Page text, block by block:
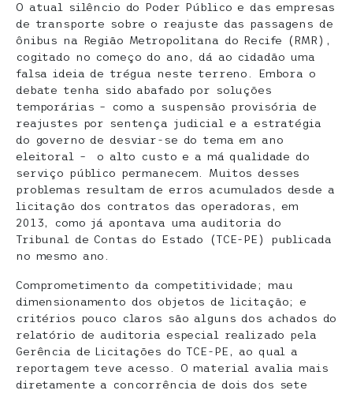
O atual silêncio do Poder Público e das empresas
de transporte sobre o reajuste das passagens de
ônibus na Região Metropolitana do Recife (RMR),
cogitado no começo do ano, dá ao cidadão uma
falsa ideia de trégua neste terreno. Embora o
debate tenha sido abafado por soluções
temporárias – como a suspensão provisória de
reajustes por sentença judicial e a estratégia
do governo de desviar-se do tema em ano
eleitoral – o alto custo e a má qualidade do
serviço público permanecem. Muitos desses
problemas resultam de erros acumulados desde a
licitação dos contratos das operadoras, em
2013, como já apontava uma auditoria do
Tribunal de Contas do Estado (TCE-PE) publicada
no mesmo ano.
Comprometimento da competitividade; mau
dimensionamento dos objetos de licitação; e
critérios pouco claros são alguns dos achados do
relatório de auditoria especial realizado pela
Gerência de Licitações do TCE-PE, ao qual a
reportagem teve acesso. O material avalia mais
diretamente a concorrência de dois dos sete